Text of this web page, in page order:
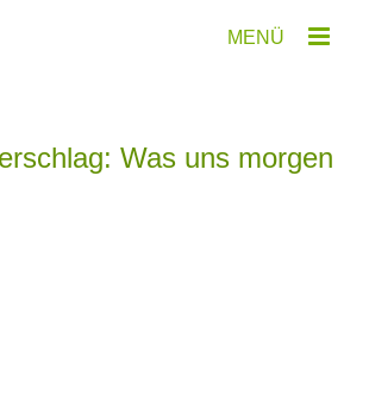
Was uns morgen